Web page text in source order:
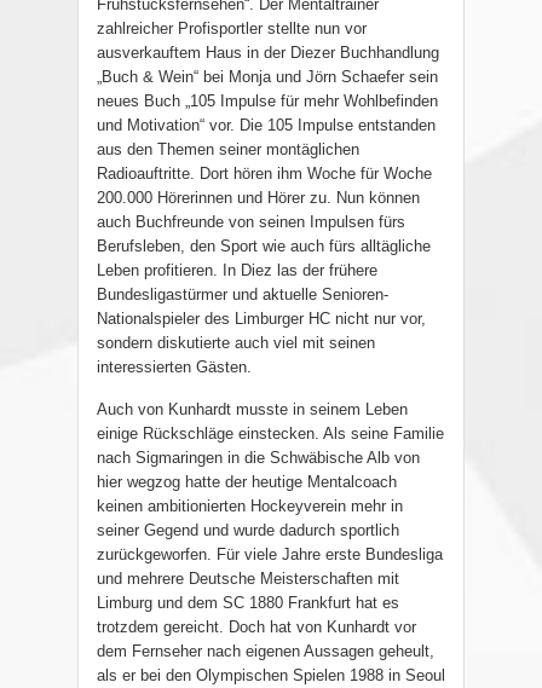
Frühstücksfernsehen“. Der Mentaltrainer
zahlreicher Profisportler stellte nun vor
ausverkauftem Haus in der Diezer Buchhandlung
„Buch & Wein“ bei Monja und Jörn Schaefer sein
neues Buch „105 Impulse für mehr Wohlbefinden
und Motivation“ vor. Die 105 Impulse entstanden
aus den Themen seiner montäglichen
Radioauftritte. Dort hören ihm Woche für Woche
200.000 Hörerinnen und Hörer zu. Nun können
auch Buchfreunde von seinen Impulsen fürs
Berufsleben, den Sport wie auch fürs alltägliche
Leben profitieren. In Diez las der frühere
Bundesligastürmer und aktuelle Senioren-
Nationalspieler des Limburger HC nicht nur vor,
sondern diskutierte auch viel mit seinen
interessierten Gästen.
Auch von Kunhardt musste in seinem Leben
einige Rückschläge einstecken. Als seine Familie
nach Sigmaringen in die Schwäbische Alb von
hier wegzog hatte der heutige Mentalcoach
keinen ambitionierten Hockeyverein mehr in
seiner Gegend und wurde dadurch sportlich
zurückgeworfen. Für viele Jahre erste Bundesliga
und mehrere Deutsche Meisterschaften mit
Limburg und dem SC 1880 Frankfurt hat es
trotzdem gereicht. Doch hat von Kunhardt vor
dem Fernseher nach eigenen Aussagen geheult,
als er bei den Olympischen Spielen 1988 in Seoul